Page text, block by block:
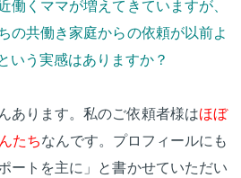
働くママが増えてきていますが、
の共働き家庭からの依頼が以前よ
いう実感はありますか？
あります。私のご依頼者様はほぼ
たちなんです。プロフィールにも
ートを主に」と書かせていただい